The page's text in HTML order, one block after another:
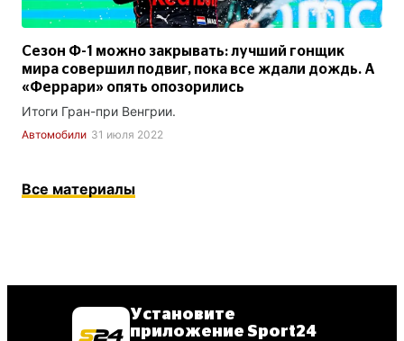
Сезон Ф-1 можно закрывать: лучший гонщик
мира совершил подвиг, пока все ждали дождь. А
«Феррари» опять опозорились
Итоги Гран-при Венгрии.
Автомобили 31 июля 2022
Все материалы
Установите
приложение Sport24